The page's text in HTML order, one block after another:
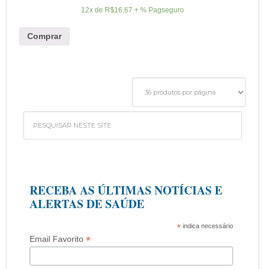
12x de R$16,67 + % Pagseguro
Comprar
RECEBA AS ÚLTIMAS NOTÍCIAS E
ALERTAS DE SAÚDE
* indica necessário
Email Favorito*